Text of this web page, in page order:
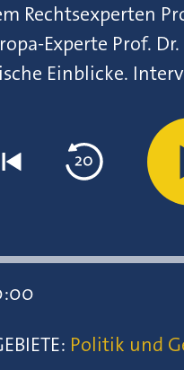
Rechtsexperten
Experte Prof.
Einblicke.
Politik und